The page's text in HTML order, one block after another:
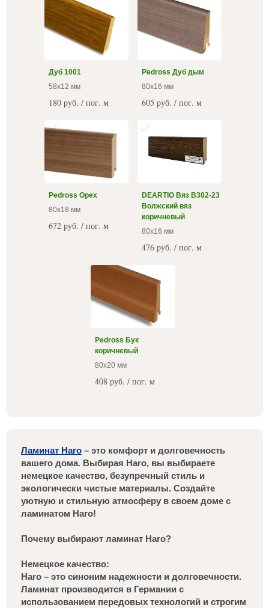
Дуб 1001
58х12 мм
180 руб. / пог. м
Pedross Дуб дым
80x16 мм
605 руб. / пог. м
Pedross Орех
80х18 мм
672 руб. / пог. м
DEARTIO Вяз B302-23
Волжский вяз
коричневый
80x16 мм
476 руб. / пог. м
Pedross Бук
коричневый
80x20 мм
408 руб. / пог. м
Ламинат Haro – это комфорт и долговечность
вашего дома. Выбирая Haro, вы выбираете
немецкое качество, безупречный стиль и
экологически чистые материалы. Создайте
уютную и стильную атмосферу в своем доме с
ламинатом Haro!
Почему выбирают ламинат Haro?
Немецкое качество:
Haro – это синоним надежности и долговечности.
Ламинат производится в Германии с
использованием передовых технологий и строгим